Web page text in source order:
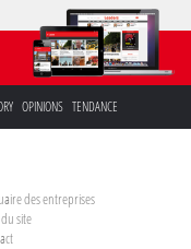
OPINIONS TENDANCE
des entreprises
site